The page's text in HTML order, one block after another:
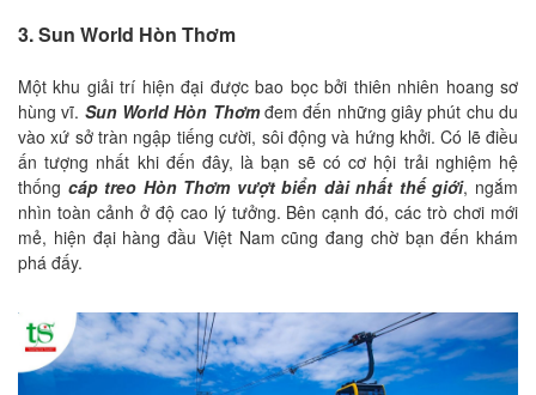
3. Sun World Hòn Thơm
Một khu giải trí hiện đại được bao bọc bởi thiên nhiên hoang sơ
hùng vĩ. Sun World Hòn Thơmđem đến những giây phút chu du
vào xứ sở tràn ngập tiếng cười, sôi động và hứng khởi. Có lẽ điều
ấn tượng nhất khi đến đây, là bạn sẽ có cơ hội trải nghiệm hệ
thống cáp treo Hòn Thơm vượt biển dài nhất thế giới, ngắm
nhìn toàn cảnh ở độ cao lý tưởng. Bên cạnh đó, các trò chơi mới
mẻ, hiện đại hàng đầu Việt Nam cũng đang chờ bạn đến khám
phá đấy.